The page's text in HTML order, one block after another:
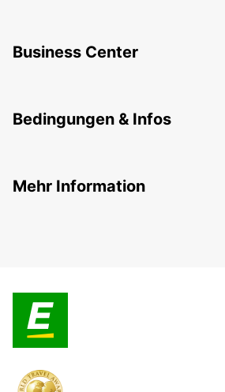
Business Center
Bedingungen & Infos
Mehr Information